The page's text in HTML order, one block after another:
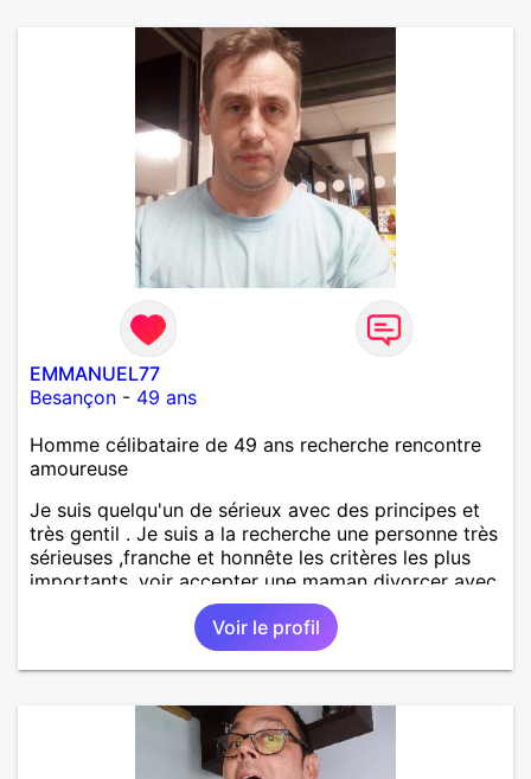
EMMANUEL77
Besançon - 49 ans
Homme célibataire de 49 ans recherche rencontre
amoureuse
Je suis quelqu'un de sérieux avec des principes et
très gentil . Je suis a la recherche une personne très
sérieuses ,franche et honnête les critères les plus
importants, voir accepter une maman divorcer avec
son enfant il n y a aucun problème. S' abstenir au
personne non sérieuse merci. Recherche dans un
premier temps dialogue et apprendre à connaître la
personne puis dans un deuxième temps relation plus
professionnelle et agent de sécurité privée et
agents SIAP1. ET télésurveillance et vidéo
protection dans les casino supermarché. en CDI
Voir le profil